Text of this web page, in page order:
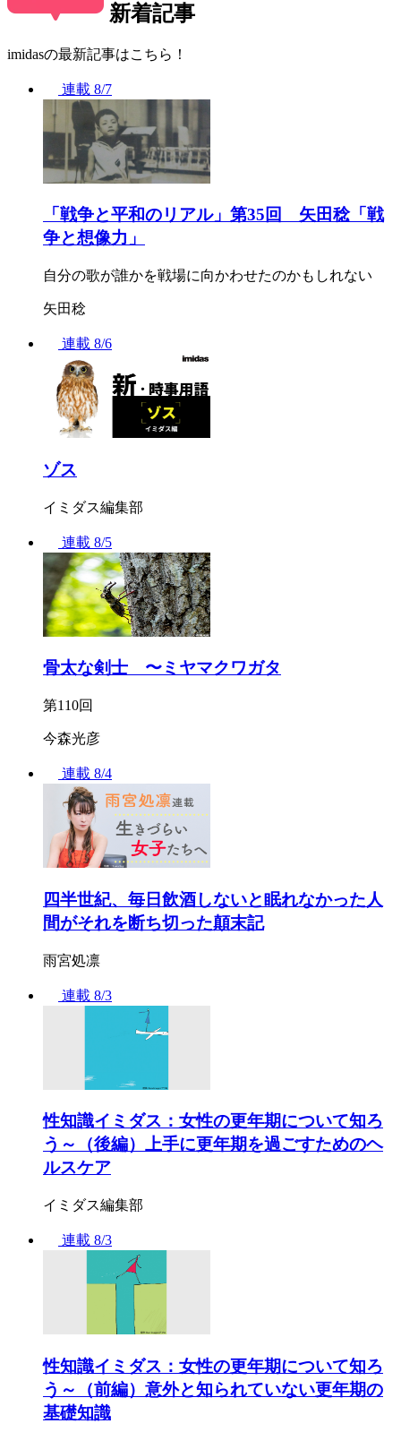
新着記事
imidasの最新記事はこちら！
連載 8/7
「戦争と平和のリアル」第35回 矢田稔「戦
争と想像力」
自分の歌が誰かを戦場に向かわせたのかもしれない
矢田稔
連載 8/6
ゾス
イミダス編集部
連載 8/5
骨太な剣士 〜ミヤマクワガタ
第110回
今森光彦
連載 8/4
四半世紀、毎日飲酒しないと眠れなかった人
間がそれを断ち切った顛末記
雨宮処凛
連載 8/3
性知識イミダス：女性の更年期について知ろ
う～（後編）上手に更年期を過ごすためのヘ
ルスケア
イミダス編集部
連載 8/3
性知識イミダス：女性の更年期について知ろ
う～（前編）意外と知られていない更年期の
基礎知識